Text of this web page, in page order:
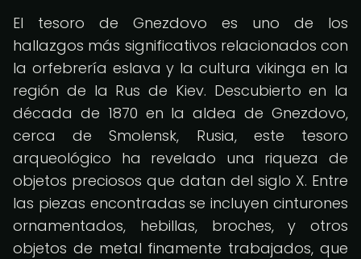
El tesoro de Gnezdovo es uno de los
hallazgos más significativos relacionados con
la orfebrería eslava y la cultura vikinga en la
región de la Rus de Kiev. Descubierto en la
década de 1870 en la aldea de Gnezdovo,
cerca de Smolensk, Rusia, este tesoro
arqueológico ha revelado una riqueza de
objetos preciosos que datan del siglo X. Entre
las piezas encontradas se incluyen cinturones
ornamentados, hebillas, broches, y otros
objetos de metal finamente trabajados, que